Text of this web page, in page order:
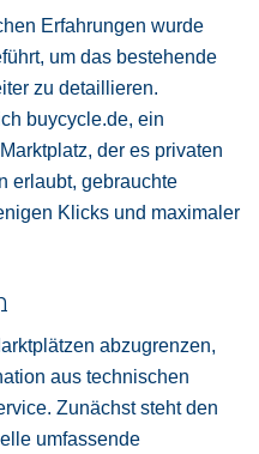
Erfahrungen wurde
um das bestehende
zu detaillieren.
buycycle.de, ein
der es privaten
erlaubt, gebrauchte
Klicks und maximaler
abzugrenzen,
aus technischen
Zunächst steht den
umfassende